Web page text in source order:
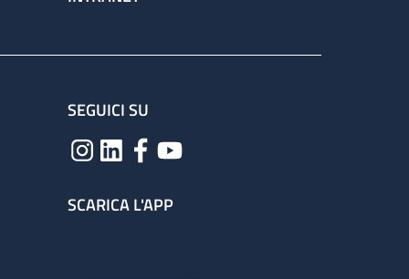
SEGUICI SU
SCARICA L'APP